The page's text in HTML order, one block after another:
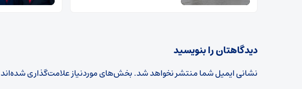
دیدگاهتان را بنویسید
نشانی ایمیل شما منتشر نخواهد شد.بخش‌های موردنیاز علامت‌گذاری شده‌اند